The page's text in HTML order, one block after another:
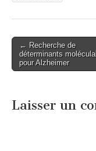
Post
navigation
← Recherche de
déterminants
pour Alzheimer
Laisser un